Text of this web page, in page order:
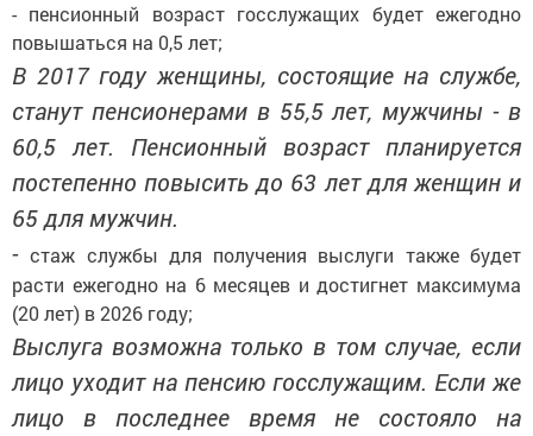
- пенсионный возраст госслужащих будет ежегодно
повышаться на 0,5 лет;
В 2017 году женщины, состоящие на службе,
станут пенсионерами в 55,5 лет, мужчины - в
60,5 лет. Пенсионный возраст планируется
постепенно повысить до 63 лет для женщин и
65 для мужчин.
-стаж службы для получения выслуги также будет
расти ежегодно на 6 месяцев и достигнет максимума
(20 лет) в 2026 году;
Выслуга возможна только в том случае, если
лицо уходит на пенсию госслужащим. Если же
лицо в последнее время не состояло на